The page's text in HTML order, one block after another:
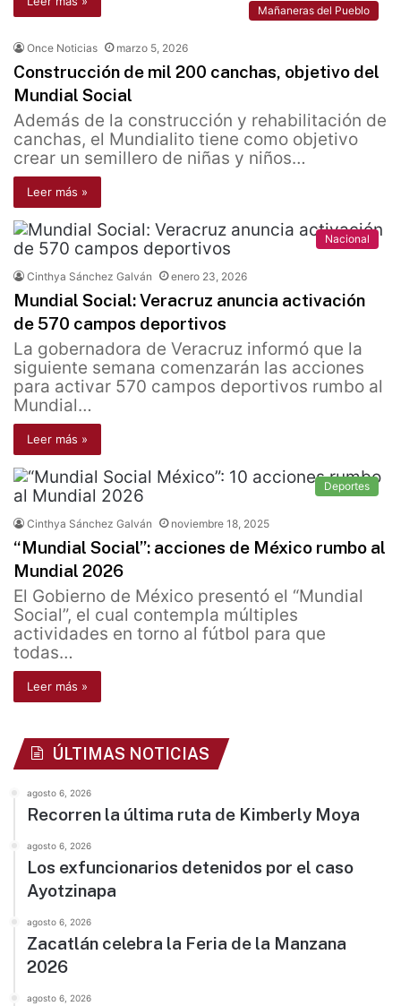
Mañaneras del Pueblo
Once Noticias marzo 5, 2026
Construcción de mil 200 canchas, objetivo del
Mundial Social
Además de la construcción y rehabilitación de
canchas, el Mundialito tiene como objetivo
crear un semillero de niñas y niños…
Leer más »
Nacional
Cinthya Sánchez Galván enero 23, 2026
Mundial Social: Veracruz anuncia activación
de 570 campos deportivos
La gobernadora de Veracruz informó que la
siguiente semana comenzarán las acciones
para activar 570 campos deportivos rumbo al
Mundial…
Leer más »
Deportes
Cinthya Sánchez Galván noviembre 18, 2025
“Mundial Social”: acciones de México rumbo al
Mundial 2026
El Gobierno de México presentó el “Mundial
Social”, el cual contempla múltiples
actividades en torno al fútbol para que
todas…
Leer más »
ÚLTIMAS NOTICIAS
agosto 6, 2026
Recorren la última ruta de Kimberly Moya
agosto 6, 2026
Los exfuncionarios detenidos por el caso
Ayotzinapa
agosto 6, 2026
Zacatlán celebra la Feria de la Manzana
2026
agosto 6, 2026